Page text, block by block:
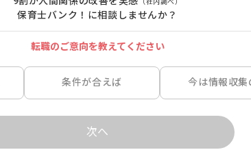
保育士バンク！に相談しませんか？
転職のご意向を教えてください
条件が合えば 今は情報収集
次へ